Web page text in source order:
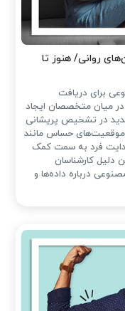
روانی/ هنوز تا
برای دریافت
در میان متخصصان ایجاد
در تشخیص پریشانی
موقعیت‌های حساس مانند
هدایت فرد به سمت کمک
دلیل کارشناسان
درباره داده‌ها و